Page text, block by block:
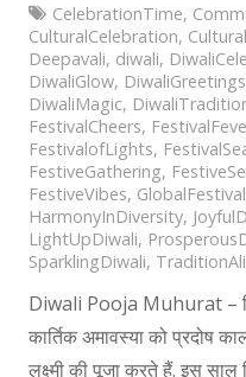
CelebrationTime,
CulturalCelebration,
Deepavali, diwali,
DiwaliGlow, DiwaliGreetings
DiwaliMagic,
FestivalCheers,
FestivalofLights,
FestiveGathering,
FestiveVibes,
HarmonyInDiversity,
LightUpDiwali,
SparklingDiwali,
Diwali Pooja Muhurat –
कार्तिक अमावस्या को प्रदोष
लक्ष्मी की पूजा करते हैं. इस साल